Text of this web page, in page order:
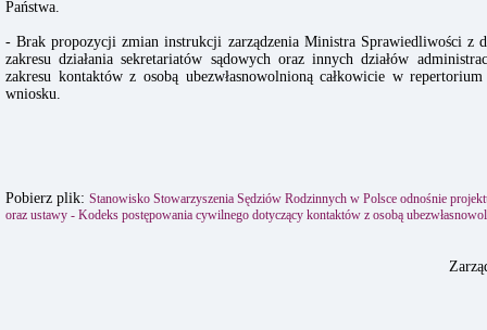
Państwa.
- Brak propozycji zmian instrukcji zarządzenia Ministra Sprawiedliwości z
zakresu działania sekretariatów sądowych oraz innych działów
zakresu kontaktów z osobą ubezwłasnowolnioną całkowicie w
wniosku.
Pobierz plik: Stanowisko Stowarzyszenia Sędziów Rodzinnych w Polsce odnośnie
oraz ustawy - Kodeks postępowania cywilnego dotyczący kontaktów z osobą